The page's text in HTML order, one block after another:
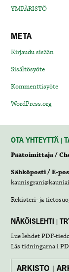
YMPÄRISTÖ
META
Kirjaudu sisään
Sisältösyöte
Kommenttisyöte
WordPress.org
OTA YHTEYTTÄ |
Päätoimittaja /
Sähköposti / E-
Rekisteri- ja
NÄKÖISLEHTI |
Lue lehdetPDF-
Läs tidningarna i
ARKISTO |